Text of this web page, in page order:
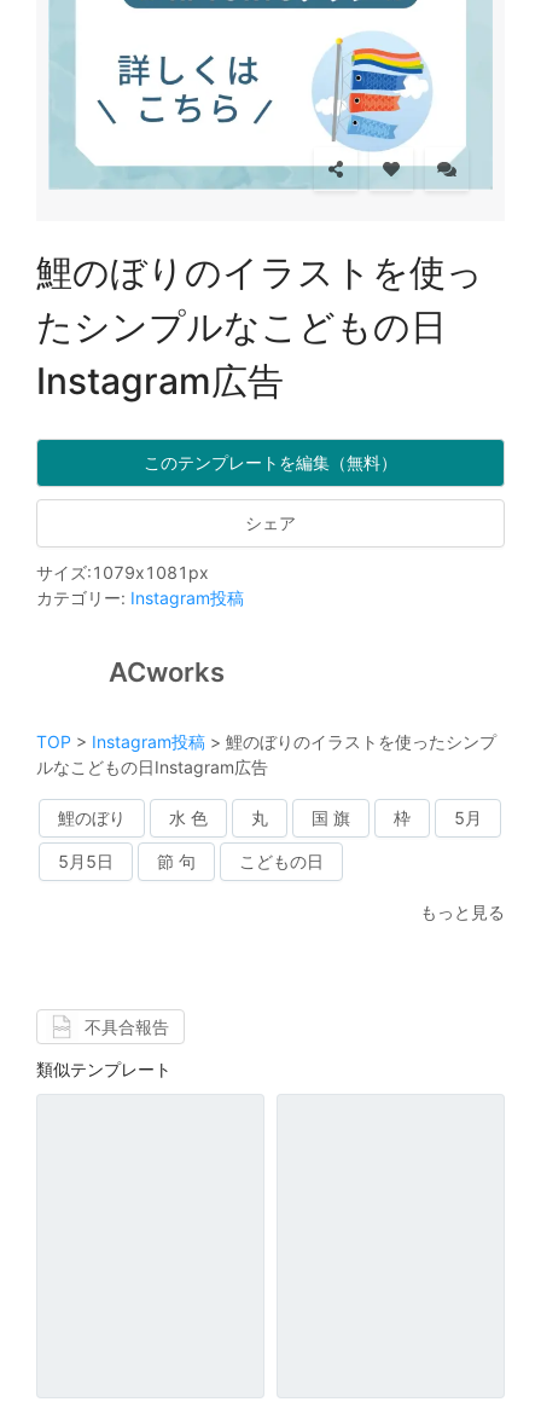
鯉のぼりのイラストを使っ
たシンプルなこどもの日
Instagram広告
このテンプレートを編集（無料）
シェア
サイズ:1079x1081 px
カテゴリー: Instagram投稿
ACworks
TOP > Instagram投稿 > 鯉のぼりのイラストを使ったシンプ
ルなこどもの日Instagram広告
鯉のぼり 水 色 丸 国 旗 枠 5月
5月5日 節 句 こどもの日
もっと見る
不具合報告
類似テンプレート